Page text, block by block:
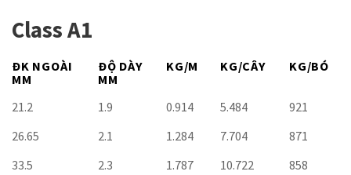
Class A1
ĐK NGOÀI
MM
ĐỘ DÀY
MM
KG/M KG/CÂY KG/BÓ
21.2 1.9 0.914 5.484
921
26.65
2.1 1.284 7.704
871
33.5
2.3 1.787 10.722
858